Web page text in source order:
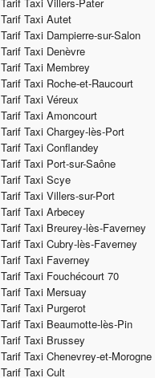
Tarif Taxi Autet
Tarif Taxi Dampierre-sur-Salon
Tarif Taxi Denèvre
Tarif Taxi Membrey
Tarif Taxi Roche-et-Raucourt
Tarif Taxi Véreux
Tarif Taxi Amoncourt
Tarif Taxi Chargey-lès-Port
Tarif Taxi Conflandey
Tarif Taxi Port-sur-Saône
Tarif Taxi Scye
Tarif Taxi Villers-sur-Port
Tarif Taxi Arbecey
Tarif Taxi Breurey-lès-Faverney
Tarif Taxi Cubry-lès-Faverney
Tarif Taxi Faverney
Tarif Taxi Fouchécourt 70
Tarif Taxi Mersuay
Tarif Taxi Purgerot
Tarif Taxi Beaumotte-lès-Pin
Tarif Taxi Brussey
Tarif Taxi Chenevrey-et-Morogne
Tarif Taxi Cult